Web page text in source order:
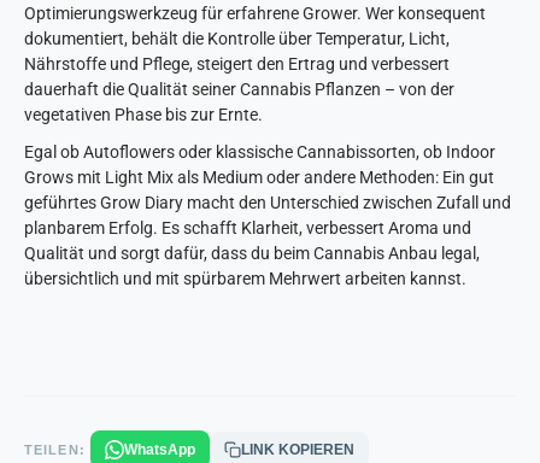
Optimierungswerkzeug für erfahrene Grower. Wer konsequent
dokumentiert, behält die Kontrolle über Temperatur, Licht,
Nährstoffe und Pflege, steigert den Ertrag und verbessert
dauerhaft die Qualität seiner Cannabis Pflanzen – von der
vegetativen Phase bis zur Ernte.
Egal ob Autoflowers oder klassische Cannabissorten, ob Indoor
Grows mit Light Mix als Medium oder andere Methoden: Ein gut
geführtes Grow Diary macht den Unterschied zwischen Zufall und
planbarem Erfolg. Es schafft Klarheit, verbessert Aroma und
Qualität und sorgt dafür, dass du beim Cannabis Anbau legal,
übersichtlich und mit spürbarem Mehrwert arbeiten kannst.
TEILEN: WhatsApp LINK KOPIEREN